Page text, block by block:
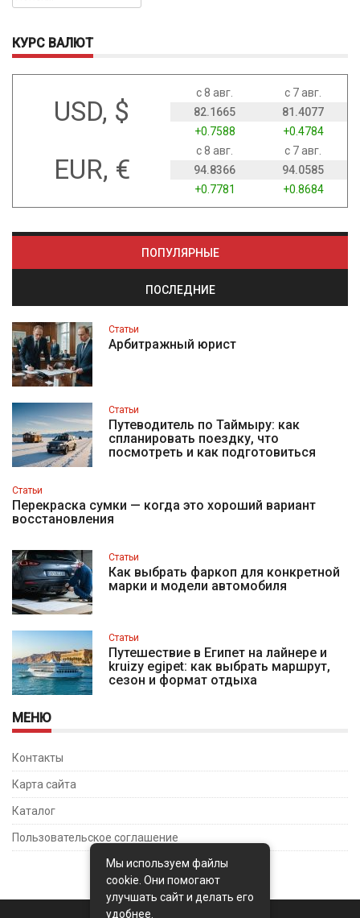
КУРС ВАЛЮТ
USD, $
с 8 авг.
с 7 авг.
82.1665
81.4077
+0.7588
+0.4784
EUR, €
с 8 авг.
с 7 авг.
94.8366
94.0585
+0.7781
+0.8684
ПОПУЛЯРНЫЕ
ПОСЛЕДНИЕ
Статьи
Арбитражный юрист
Статьи
Путеводитель по Таймыру: как
спланировать поездку, что
посмотреть и как подготовиться
Статьи
Перекраска сумки — когда это хороший вариант
восстановления
Статьи
Как выбрать фаркоп для конкретной
марки и модели автомобиля
Статьи
Путешествие в Египет на лайнере и
kruizy egipet: как выбрать маршрут,
сезон и формат отдыха
МЕНЮ
Контакты
Карта сайта
Каталог
Пользовательское соглашение
Мы используем файлы
cookie. Они помогают
улучшать сайт и делать его
удобнее.